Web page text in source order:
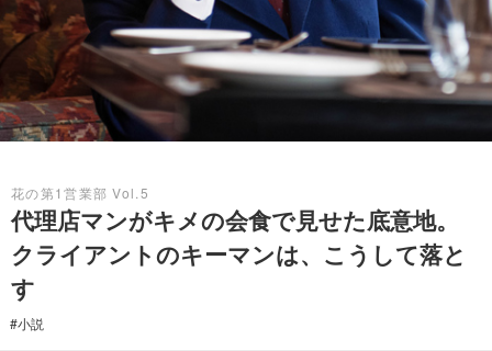
花の第1営業部 Vol.5
代理店マンがキメの会食で見せた底意地。
クライアントのキーマンは、こうして落と
す
#小説